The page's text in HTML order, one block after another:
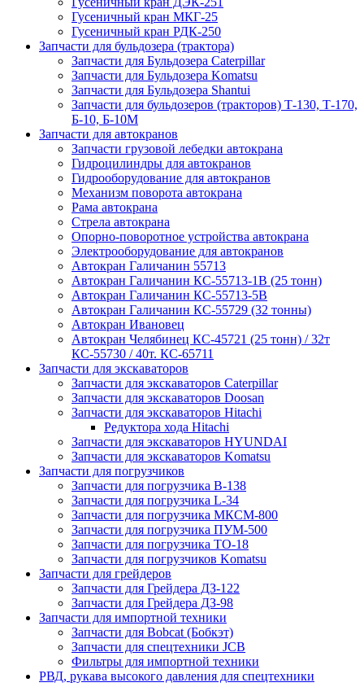
Гусеничный кран МКГ-25
Гусеничный кран РДК-250
Запчасти для бульдозера (трактора)
Запчасти для Бульдозера Caterpillar
Запчасти для Бульдозера Komatsu
Запчасти для Бульдозера Shantui
Запчасти для бульдозеров (тракторов) Т-130, Т-170,
Б-10, Б-10М
Запчасти для автокранов
Запчасти грузовой лебедки автокрана
Гидроцилиндры для автокранов
Гидрооборудование для автокранов
Механизм поворота автокрана
Рама автокрана
Стрела автокрана
Опорно-поворотное устройства автокрана
Электрооборудование для автокранов
Автокран Галичанин 55713
Автокран Галичанин КС-55713-1В (25 тонн)
Автокран Галичанин КС-55713-5В
Автокран Галичанин КС-55729 (32 тонны)
Автокран Ивановец
Автокран Челябинец КС-45721 (25 тонн) / 32т
КС-55730 / 40т. КС-65711
Запчасти для экскаваторов
Запчасти для экскаваторов Caterpillar
Запчасти для экскаваторов Doosan
Запчасти для экскаваторов Hitachi
Редуктора хода Hitachi
Запчасти для экскаваторов HYUNDAI
Запчасти для экскаваторов Komatsu
Запчасти для погрузчиков
Запчасти для погрузчика B-138
Запчасти для погрузчика L-34
Запчасти для погрузчика МКСМ-800
Запчасти для погрузчика ПУМ-500
Запчасти для погрузчика ТО-18
Запчасти для погрузчиков Komatsu
Запчасти для грейдеров
Запчасти для Грейдера ДЗ-122
Запчасти для Грейдера ДЗ-98
Запчасти для импортной техники
Запчасти для Bobcat (Бобкэт)
Запчасти для спецтехники JCB
Фильтры для импортной техники
РВД, рукава высокого давления для спецтехники